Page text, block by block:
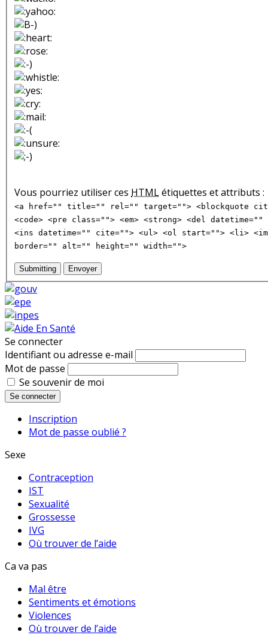
Vous pourriez utiliser ces HTMLétiquettes et attributs :
<a href="" title="" rel="" target=""> <blockquote
<code> <pre class=""> <em> <strong> <del
<ins datetime="" cite=""> <ul> <ol start=""> <li>
border="" alt="" height="" width="">
Submitting Envoyer
Se connecter
Identifiant ou adresse e-mail
Mot de passe
Se souvenir de moi
Se connecter
Inscription
Mot de passe oublié ?
Sexe
Contraception
IST
Sexualité
Grossesse
IVG
Où trouver de l’aide
Ca va pas
Mal être
Sentiments et émotions
Violences
Où trouver de l’aide